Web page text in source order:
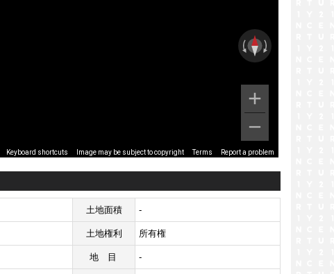
Keyboard shortcuts Image may be subject to copyright Terms Report a problem
土地面積 -
土地権利 所有権
地目 -